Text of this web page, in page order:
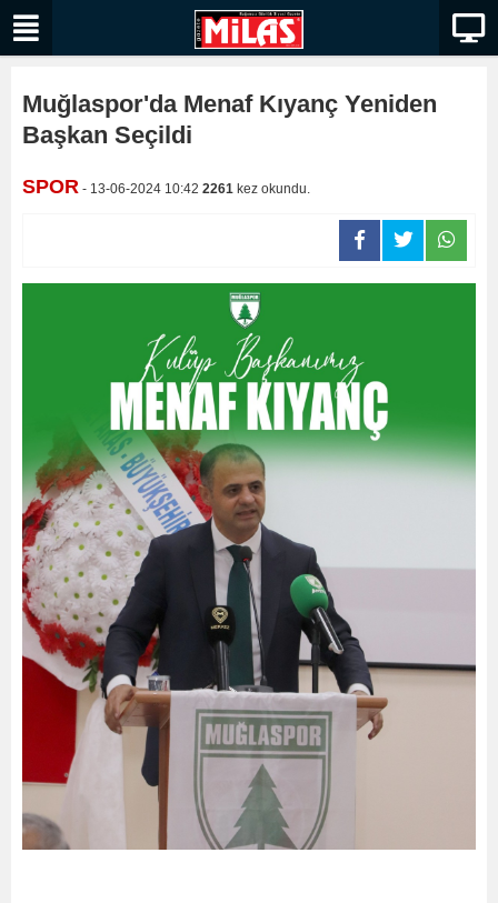
Muğlaspor'da Menaf Kıyanç Yeniden
Başkan Seçildi
SPOR - 13-06-2024 10:42 2261 kez okundu.